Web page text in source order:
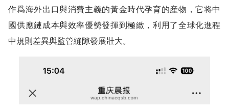
作爲海外出口與消費主義的黃金時代孕育的産物，它将中
國供應鏈成本與效率優勢發揮到極緻，利用了全球化進程
中規則差異與監管縫隙發展壯大。